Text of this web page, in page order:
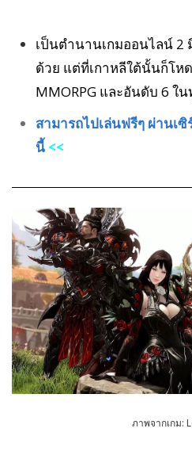
เป็นตำนานเกมออนไลน์ 2
ด้วย แต่ที่เกาหลีใต้นั้นก็โ
MMORPG และอันดับ 6 ใ
สามารถไปเล่นฟรีๆ ผ่านเซิ
นี้ <<
ภาพจากเกม: